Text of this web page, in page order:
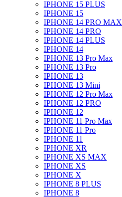
IPHONE 15 PLUS
IPHONE 15
IPHONE 14 PRO MAX
IPHONE 14 PRO
IPHONE 14 PLUS
IPHONE 14
IPHONE 13 Pro Max
IPHONE 13 Pro
IPHONE 13
IPHONE 13 Mini
IPHONE 12 Pro Max
IPHONE 12 PRO
IPHONE 12
IPHONE 11 Pro Max
IPHONE 11 Pro
IPHONE 11
IPHONE XR
IPHONE XS MAX
IPHONE XS
IPHONE X
IPHONE 8 PLUS
IPHONE 8